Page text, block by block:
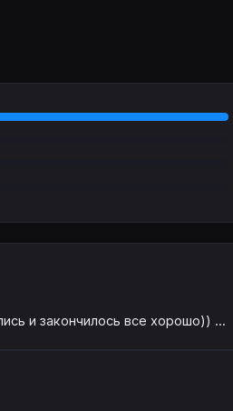
и закончилось все хорошо)) ...